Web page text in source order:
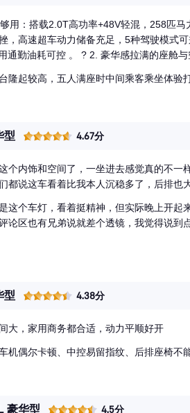
胶刷两次车就刷掉了，我说不行，我只
的用车体验是独一档的，情绪价值给的特
用。其次也比300更省油，油耗上在40码
e260的配置很低，但真用起来发现配置
自己去汽配城装一个也不麻烦
够用：搭载2.0T高功率+48V轻混，258匹
，高速超车动力储备充足，5种驾驶模式
通勤油耗可控 。 ? 2. 豪华感拉满的座舱
夜间驾乘氛围感同级拔尖，540L后备厢容
，颠簸路如履平地，整车隔音优秀，胎
像，高配带AR实景导航、后轮主动转向
隆起较高，五人满座时中间乘客乘坐体验
型 4.67分
个内饰和空间了，一坐进去感觉真的不
都说这车看着比我本人沉稳多了，后排也
这个车灯，看着挺精神，但实际晚上开
论区也有兄弟说就差个透镜，我觉得说
型 4.38分
大，家用商务都合适，动力平顺好开
机偶尔卡顿、中控易留指纹、后排座椅不
豪华型 4.5分